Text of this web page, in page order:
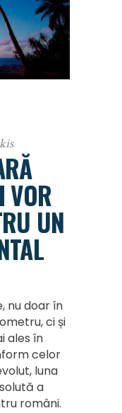
UN
nu doar în
ci și
ales în
celor
luna
a
români.